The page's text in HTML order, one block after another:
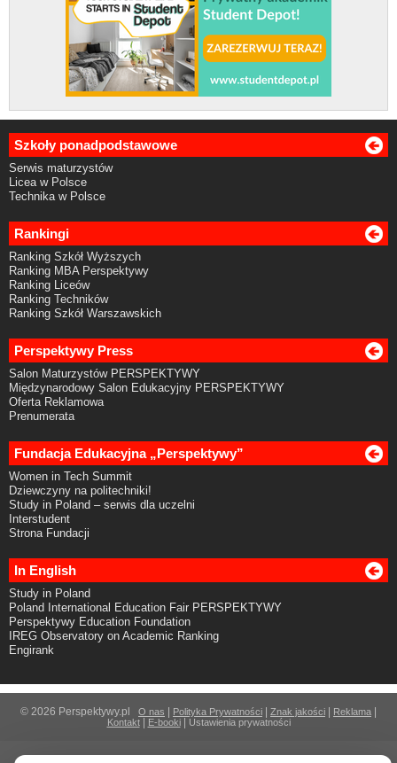
Szkoły ponadpodstawowe
Serwis maturzystów
Licea w Polsce
Technika w Polsce
Rankingi
Ranking Szkół Wyższych
Ranking MBA Perspektywy
Ranking Liceów
Ranking Techników
Ranking Szkół Warszawskich
Perspektywy Press
Salon Maturzystów PERSPEKTYWY
Międzynarodowy Salon Edukacyjny PERSPEKTYWY
Oferta Reklamowa
Prenumerata
Fundacja Edukacyjna „Perspektywy”
Women in Tech Summit
Dziewczyny na politechniki!
Study in Poland – serwis dla uczelni
Interstudent
Strona Fundacji
In English
Study in Poland
Poland International Education Fair PERSPEKTYWY
Perspektywy Education Foundation
IREG Observatory on Academic Ranking
Engirank
© 2026 Perspektywy.pl O nas Polityka Prywatności Znak jakości Reklama
Kontakt| E-booki| Ustawienia prywatności